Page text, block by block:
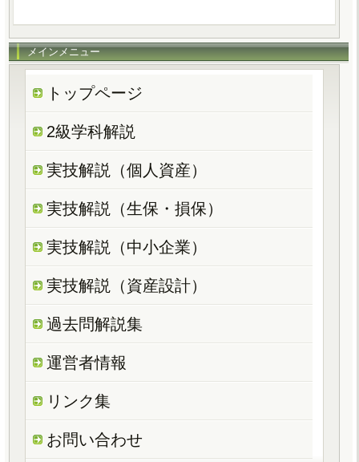
メインメニュー
トップページ
2級学科解説
実技解説（個人資産）
実技解説（生保・損保）
実技解説（中小企業）
実技解説（資産設計）
過去問解説集
運営者情報
リンク集
お問い合わせ